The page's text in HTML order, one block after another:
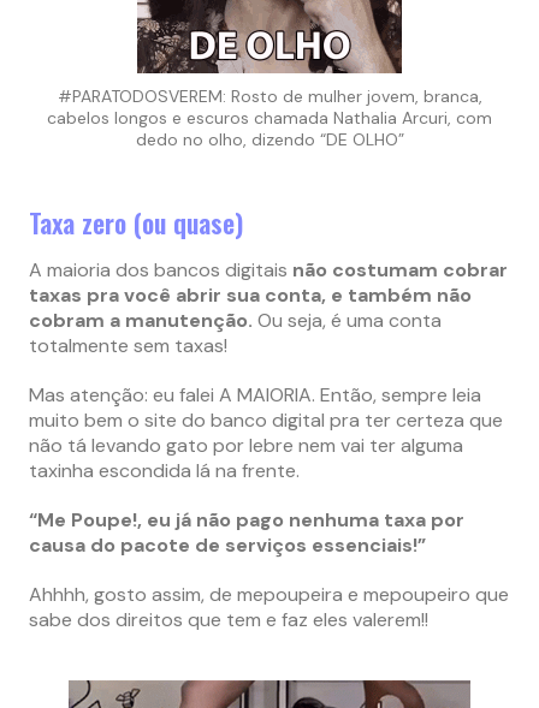
#PARATODOSVEREM: Rosto de mulher jovem, branca,
cabelos longos e escuros chamada Nathalia Arcuri, com
dedo no olho, dizendo “DE OLHO”
Taxa zero (ou quase)
A maioria dos bancos digitais não costumam cobrar
taxas pra você abrir sua conta, e também não
cobram a manutenção. Ou seja, é uma conta
totalmente sem taxas!
Mas atenção: eu falei A MAIORIA. Então, sempre leia
muito bem o site do banco digital pra ter certeza que
não tá levando gato por lebre nem vai ter alguma
taxinha escondida lá na frente.
“Me Poupe!, eu já não pago nenhuma taxa por
causa do pacote de serviços essenciais!”
Ahhhh, gosto assim, de mepoupeira e mepoupeiro que
sabe dos direitos que tem e faz eles valerem!!